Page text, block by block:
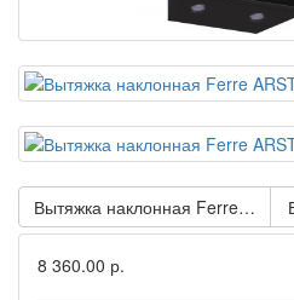
Вытяжка наклонная Ferre
8 360.00 р.